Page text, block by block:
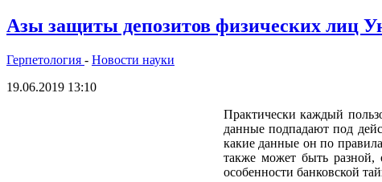
Азы защиты депозитов физических лиц
Герпетология - Новости науки
19.06.2019 13:10
Практически каждый
данные подпадают под
какие данные он по
также может быть разной,
особенности банковской